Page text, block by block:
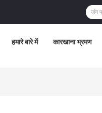
हमारे बारे में कारखाना भ्रमण